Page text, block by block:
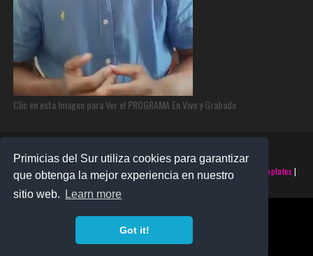
Primicias del Sur utiliza cookies para garantizar
que obtenga la mejor experiencia en nuestro
sitio web.
Learn more
Got it!
Clic en esta Imagen para Ver el PROGRAMA En Vivo y Grabado
©2025 PRIMICIAS DEL SUR | Derechos Reservados | Creado con SoraTemplates |
Realizado porSANTO MONTERO